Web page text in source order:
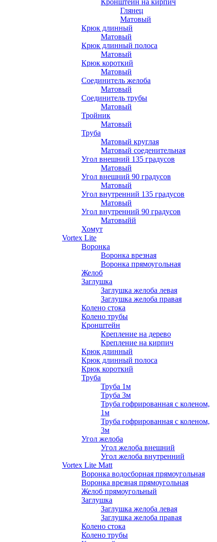
Кронштейн на кирпич
Глянец
Матовый
Крюк длинный
Матовый
Крюк длинный полоса
Матовый
Крюк короткий
Матовый
Соединитель желоба
Матовый
Соединитель трубы
Матовый
Тройник
Матовый
Труба
Матовый круглая
Матовый соеденительная
Угол внешний 135 градусов
Матовый
Угол внешний 90 градусов
Матовый
Угол внутренний 135 градусов
Матовый
Угол внутренний 90 градусов
Матовыйй
Хомут
Vortex Lite
Воронка
Воронка врезная
Воронка прямоугольная
Желоб
Заглушка
Заглушка желоба левая
Заглушка желоба правая
Колено стока
Колено трубы
Кронштейн
Крепление на дерево
Крепление на кирпич
Крюк длинный
Крюк длинный полоса
Крюк короткий
Труба
Труба 1м
Труба 3м
Труба гофрированная с коленом,
1м
Труба гофрированная с коленом,
3м
Угол желоба
Угол желоба внешний
Угол желоба внутренний
Vortex Lite Matt
Воронка водосборная прямоугольная
Воронка врезная прямоугольная
Желоб прямоугольный
Заглушка
Заглушка желоба левая
Заглушка желоба правая
Колено стока
Колено трубы